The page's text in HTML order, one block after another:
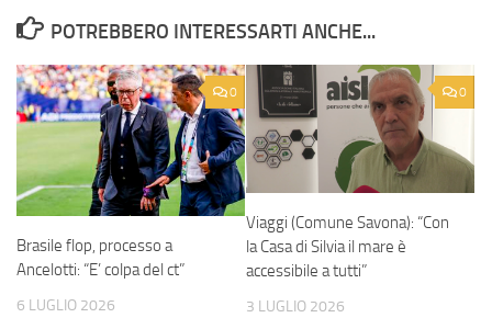
POTREBBERO INTERESSARTI ANCHE...
0
Brasile flop, processo a
Ancelotti: “E’ colpa del ct”
6 LUGLIO 2026
0
Viaggi (Comune Savona): “Con
la Casa di Silvia il mare è
accessibile a tutti”
3 LUGLIO 2026